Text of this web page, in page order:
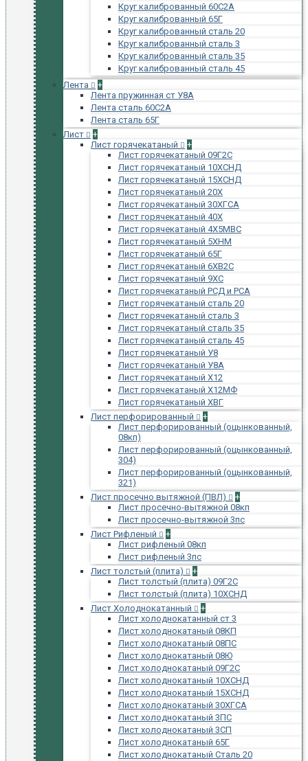
Круг калиброванный 60С2А
Круг калиброванный 65Г
Круг калиброванный сталь 20
Круг калиброванный сталь 3
Круг калиброванный сталь 35
Круг калиброванный сталь 45
Лента
+
Лента пружинная ст У8А
Лента сталь 60С2А
Лента сталь 65Г
Лист
+
Лист горячекатаный
+
Лист горячекатаный 09Г2С
Лист горячекатаный 10ХСНД
Лист горячекатаный 15ХСНД
Лист горячекатаный 20Х
Лист горячекатаный 30ХГСА
Лист горячекатаный 40Х
Лист горячекатаный 4Х5МВС
Лист горячекатаный 5ХНМ
Лист горячекатаный 65Г
Лист горячекатаный 6ХВ2С
Лист горячекатаный 9ХС
Лист горячекатаный РСД и РСА
Лист горячекатаный сталь 20
Лист горячекатаный сталь 3
Лист горячекатаный сталь 35
Лист горячекатаный сталь 45
Лист горячекатаный У8
Лист горячекатаный У8А
Лист горячекатаный Х12
Лист горячекатаный Х12МФ
Лист горячекатаный ХВГ
Лист перфорированный
+
Лист перфорированный (оцынкованный,
08кп)
Лист перфорированный (оцынкованный,
304)
Лист перфорированный (оцынкованный,
321)
Лист просечно вытяжной (ПВЛ)
+
Лист просечно-вытяжной 08кп
Лист просечно-вытяжной 3пс
Лист Рифленый
+
Лист рифленый 08кп
Лист рифленый 3пс
Лист толстый (плита)
+
Лист толстый (плита) 09Г2С
Лист толстый (плита) 10ХСНД
Лист Холоднокатанный
+
Лист холоднокатанный ст 3
Лист холоднокатаный 08КП
Лист холоднокатаный 08ПС
Лист холоднокатаный 08Ю
Лист холоднокатаный 09Г2С
Лист холоднокатаный 10ХСНД
Лист холоднокатаный 15ХСНД
Лист холоднокатаный 30ХГСА
Лист холоднокатаный 3ПС
Лист холоднокатаный 3СП
Лист холоднокатаный 65Г
Лист холоднокатаный Сталь 20